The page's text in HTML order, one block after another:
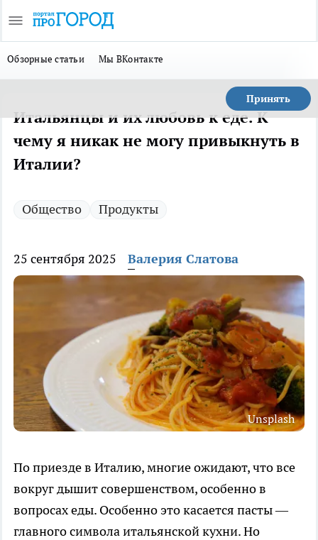
Обзорные статьи Мы ВКонтакте
Принять
Итальянцы и их любовь к еде. К
чему я никак не могу привыкнуть в
Италии?
Общество Продукты
25 сентября 2025 Валерия Слатова
Unsplash
По приезде в Италию, многие ожидают, что все
вокруг дышит совершенством, особенно в
вопросах еды. Особенно это касается пасты —
главного символа итальянской кухни. Но